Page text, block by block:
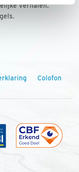
verhalen.
Colofon